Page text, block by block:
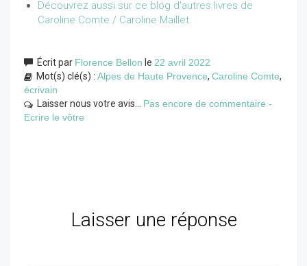
Découvrez aussi sur ce blog d'autres livres de
Caroline Comte / Caroline Maillet
Écrit par Florence Bellon le 22 avril 2022
Mot(s) clé(s) : Alpes de Haute Provence, Caroline Comte,
écrivain
Laisser nous votre avis... Pas encore de commentaire -
Ecrire le vôtre
Laisser une réponse